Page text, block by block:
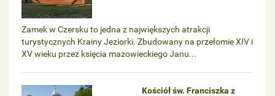
Zamek w Czersku to jedna z największych atrakcji
turystycznych Krainy Jeziorki. Zbudowany na przełomie XIV i
XV wieku przez księcia mazowieckiego Janu...
Kościół św. Franciszka z